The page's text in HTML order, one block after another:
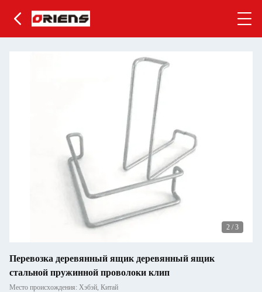
2 / 3
Перевозка деревянный ящик деревянный ящик
стальной пружинной проволоки клип
Место происхождения: Хэбэй, Китай